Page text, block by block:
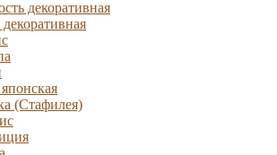
декоративная
(Стафилея)